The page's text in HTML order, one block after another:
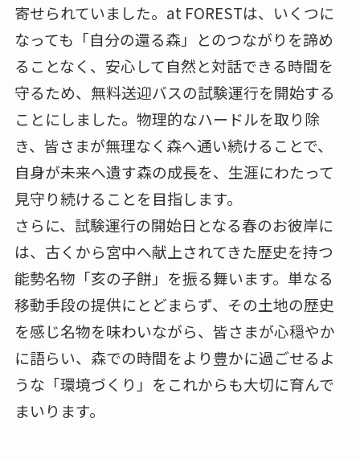
寄せられていました。at FORESTは、いくつに
なっても「自分の還る森」とのつながりを諦め
ることなく、安心して自然と対話できる時間を
守るため、無料送迎バスの試験運行を開始する
ことにしました。物理的なハードルを取り除
き、皆さまが無理なく森へ通い続けることで、
自身が未来へ遺す森の成長を、生涯にわたって
見守り続けることを目指します。
さらに、試験運行の開始日となる春のお彼岸に
は、古くから宮中へ献上されてきた歴史を持つ
能勢名物「亥の子餅」を振る舞います。単なる
移動手段の提供にとどまらず、その土地の歴史
を感じ名物を味わいながら、皆さまが心穏やか
に語らい、森での時間をより豊かに過ごせるよ
うな「環境づくり」をこれからも大切に育んで
まいります。